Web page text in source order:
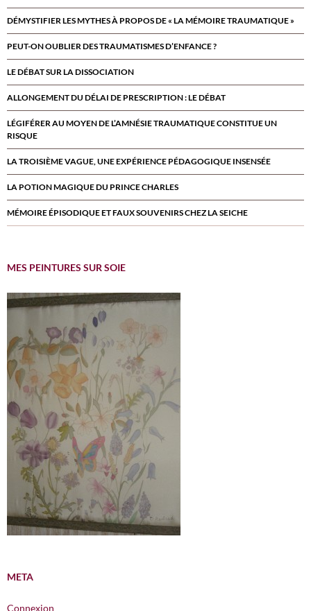
DÉMYSTIFIER LES MYTHES À PROPOS DE « LA MÉMOIRE TRAUMATIQUE »
PEUT-ON OUBLIER DES TRAUMATISMES D’ENFANCE ?
LE DÉBAT SUR LA DISSOCIATION
ALLONGEMENT DU DÉLAI DE PRESCRIPTION : LE DÉBAT
LÉGIFÉRER AU MOYEN DE L’AMNÉSIE TRAUMATIQUE CONSTITUE UN
RISQUE
LA TROISIÈME VAGUE, UNE EXPÉRIENCE PÉDAGOGIQUE INSENSÉE
LA POTION MAGIQUE DU PRINCE CHARLES
MÉMOIRE ÉPISODIQUE ET FAUX SOUVENIRS CHEZ LA SEICHE
MES PEINTURES SUR SOIE
META
Connexion